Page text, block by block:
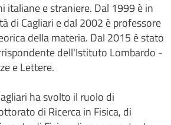
italiane e straniere. Dal 1999 è in
di Cagliari e dal 2002 è professore
della materia. Dal 2015 è stato
dell'Istituto Lombardo -
e Lettere.
ha svolto il ruolo di
di Ricerca in Fisica, di